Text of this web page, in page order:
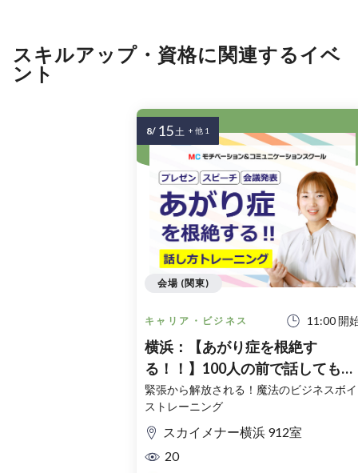
スキルアップ・資格に関連するイベ
ント
キャリア・ビジネス 11:00 開
横浜：【あがり症を根絶す
る！！】100人の前で話してもま
ったく緊張しない「話し方」実
セミナー
緊張から解放される！魔法のビジネスボイ
ストレーニング
スカイメナー横浜 912室
20
会場 (関東)
8/ 15土 + 他 1